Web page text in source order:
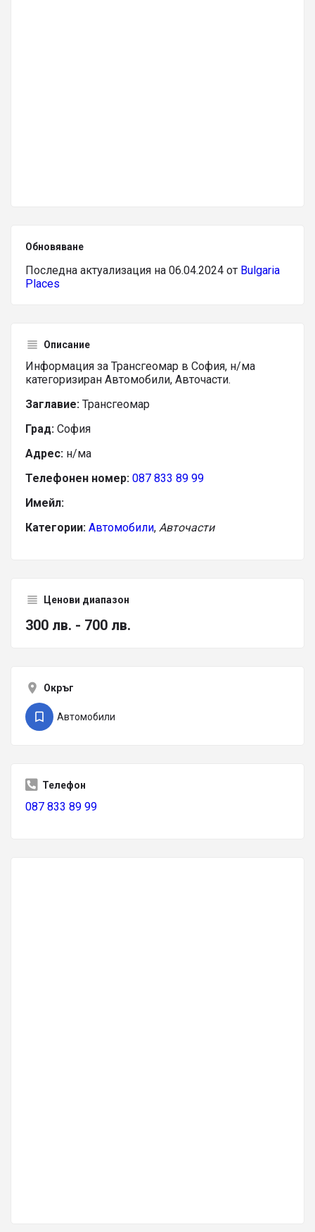
Обновяване
Последна актуализация на 06.04.2024 от Bulgaria
Places
Описание
Информация за Трансгеомар в София, н/ма
категоризиран Автомобили, Авточасти.
Заглавие: Трансгеомар
Град: София
Адрес: н/ма
Телефонен номер: 087 833 89 99
Имейл:
Категории: Автомобили, Авточасти
Ценови диапазон
300 лв. - 700 лв.
Окръг
Автомобили
Телефон
087 833 89 99